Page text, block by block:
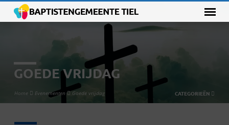
GOEDE VRIJDAG
Home Evenementen Goede vrijdag CATEGORIEËN